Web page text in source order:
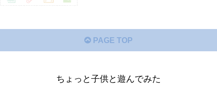
PAGE TOP
ちょっと子供と遊んでみた